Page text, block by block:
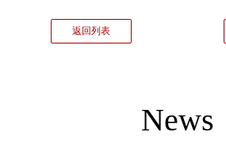
返回列表
News